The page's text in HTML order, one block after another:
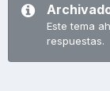
Este tema
respuestas.